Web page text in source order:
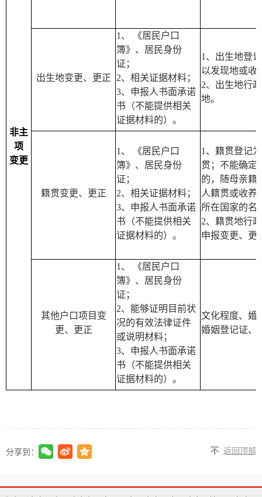
非主
项
变更
出生地变更、更正
1 、
《居民户口
簿》、居民身份
证；
2、相关证据材料；
3、申报人书面承诺
书（不能提供相关
证据材料的）。
1 、出生地登
以发现地或收
2、出生地行
地。
籍贯变更、更正
1 、
《居民户口
簿》、居民身份
证；
2、相关证据材料；
3、申报人书面承诺
书（不能提供相关
证据材料的）。
1 、籍贯登记
贯；不能确定
的，随母亲籍
人籍贯或收养
所在国家的名
2、籍贯地行
申报变更、更
其他户口项目变
更、更正
1 、
《居民户口
簿》、居民身份
证；
2、能够证明目前状
况的有效法律证件
或说明材料；
3、申报人书面承诺
书（不能提供相关
证据材料的）。
文化程度、婚
婚姻登记证、
分享到： 返回顶部